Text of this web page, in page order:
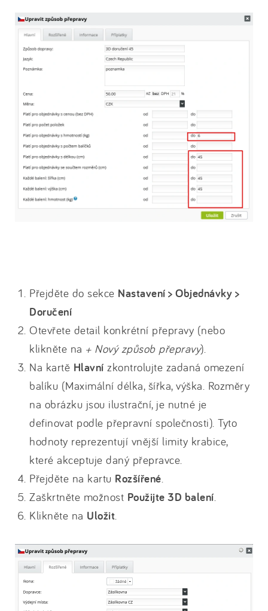
Přejděte do sekce Nastavení > Objednávky >
Doručení
Otevřete detail konkrétní přepravy (nebo
klikněte na + Nový způsob přepravy).
Na kartě Hlavní zkontrolujte zadaná omezení
balíku (Maximální délka, šířka, výška. Rozměry
na obrázku jsou ilustrační, je nutné je
definovat podle přepravní společnosti). Tyto
hodnoty reprezentují vnější limity krabice,
které akceptuje daný přepravce.
Přejděte na kartu Rozšířené.
Zaškrtněte možnost Použijte 3D balení.
Klikněte na Uložit.